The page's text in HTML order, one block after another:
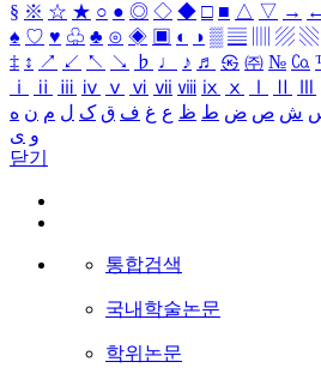
§ ※ ☆ ★ ○ ● ◎ ◇ ◆ □ ■ △ ▽ → ←
♠ ♡ ♥ ♧ ♣ ⊙ ◈ ▣ ◐ ◑ ▒ ▤ ▨ ▧
‡ ↕ ↗ ↙ ↖ ↘ ♭ ♩ ♪ ♬ ㉿ ㈜ № ㏇
ⅰ
ⅱ ⅲ ⅳ ⅴ ⅵ ⅶ ⅷ ⅸ ⅹ
ش ص ض ط ظ ع غ ف ق ک ل م ن ه
و ی
닫기
통합검색
국내학술논문
학위논문